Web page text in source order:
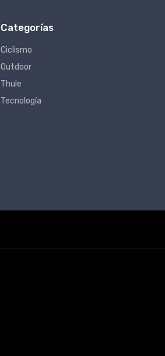
Categorías
Ciclismo
Outdoor
Thule
Tecnología